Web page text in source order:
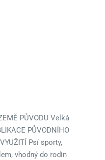
PŮVODU Velká
PŮVODNÍHO
Psí sporty,
vhodný do rodin